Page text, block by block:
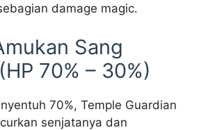
damage magic.
Sang
70% – 30%)
70%, Temple Guardian
senjatanya dan